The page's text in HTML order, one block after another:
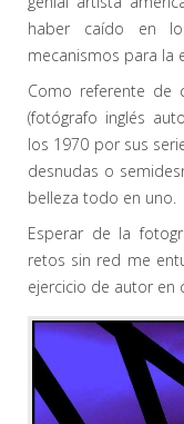
haber caído en
mecanismos para la
Como referente de
(fotógrafo inglés
los 1970 por sus
desnudas o
belleza todo en uno.
Esperar de la
retos sin red me
ejercicio de autor en